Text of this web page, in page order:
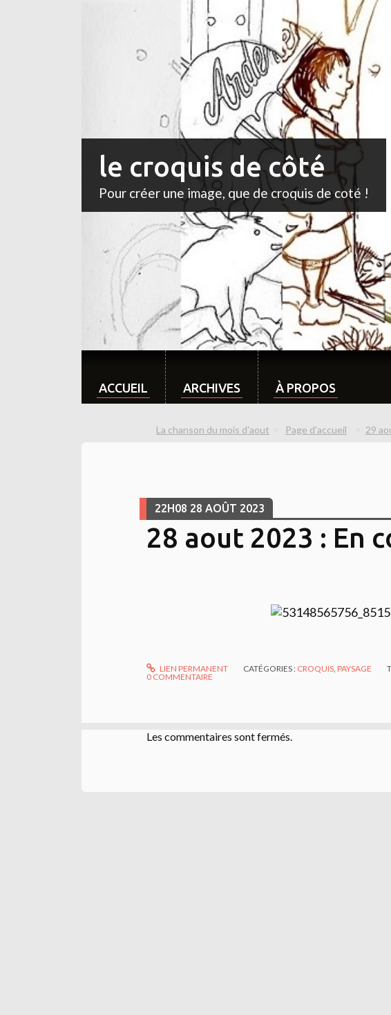
le croquis de côté
Pour créer une image, que de croquis de coté !
ACCUEIL ARCHIVES À PROPOS
La chanson du mois d'aout Page d'accueil 29
22H08 28 AOÛT 2023
28 aout 2023 : En
LIEN PERMANENT CATÉGORIES : CROQUIS,PAYSAGE
0 COMMENTAIRE
Les commentaires sont fermés.